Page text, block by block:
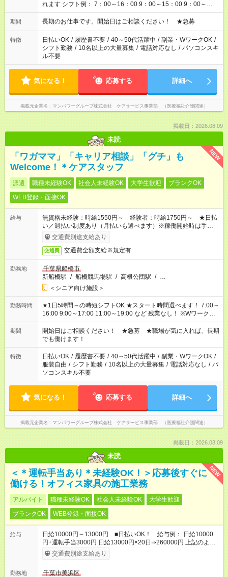
れます シフト例： 7：00～16：00 9：00～15：00 9：00～
18：00 11：00～20：00 など ※Wワークの場合、他のお仕事と
合わせ週40時間超の就業はご案内できません ※法令に基づき、
派遣法（日雇い派遣の原則禁止）により、短時間・短期間の就
業はご案内が難しい場合があります
期間 長期のお仕事です。開始日はご相談ください！ ★急募
特徴 日払いOK / 履歴書不要 / 40～50代活躍中 / 副業・WワークOK /
シフト勤務 / 10名以上の大量募集 / 電話対応なし / パソコンスキ
ル不要
気になる！ 応募する 詳細へ
掲載元企業名 マンパワーグループ株式会社 ケアサービス事業部 （医療福祉介護関連）
掲載日：2026.08.09
未読
NEW
「ワガママ」「キャリア相談」「グチ」も
Welcome！＊ケアスタッフ
派遣 職種未経験OK 社会人未経験OK 大学生歓迎
ブランクOK
WEB登録・面接OK
給与
無資格未経験：時給1550円～ 経験者：時給1750円～ ★日払
い／週払い制度あり（月払いも選べます）※稼働開始時は手続き
完了次第のお支払いとなります。
交通費別途支給あり
交通費 交通費全額支給※規定有
勤務地
千葉県船橋市
新船橋駅 / 船橋競馬場駅 / 高根公団駅 / …
＜シニア向け施設＞
勤務時間
★1日5時間～の時短シフトOK ★スタート時間選べます！ 7:00～
16:00 9:00～17:00 11:00～19:00 など 残業なし！ ※Wワークの
場合、他のお仕事と合わせ週40時間超の就業はご案内できませ
ん ※法令に基づき、週20時間以上勤務は社会保険への加入対象
となります ※労働者派遣法（日雇い派遣の原則禁止）により、
短時間・短期間の就業はご案内が難しい場合があります
期間
開始日はご相談ください！ ★急募 ★職場が気に入れば、長期
でも働けます！
特徴 日払いOK / 履歴書不要 / 40～50代活躍中 / 副業・WワークOK /
服装自由 / シフト勤務 / 10名以上の大量募集 / 電話対応なし / パ
ソコンスキル不要
気になる！ 応募する 詳細へ
掲載元企業名 マンパワーグループ株式会社 ケアサービス事業部 （医療福祉介護関連）
掲載日：2026.08.09
未読
NEW
＜＊運転手当あり＊未経験OK！＞応募後すぐに
働ける！オフィス家具の施工業務
アルバイト 職種未経験OK 社会人未経験OK
大学生歓迎
ブランクOK
WEB登録・面接OK
給与
日給10000円～13000円 ■日払いOK！ 給与例： 日給10000
円+運転手当3000円 日給13000円×20日⇒260000円 上記のよう
に『車輛移動が出来るだけで』月収25万以上も可能！
交通費別途支給あり
勤務地
千葉市美浜区